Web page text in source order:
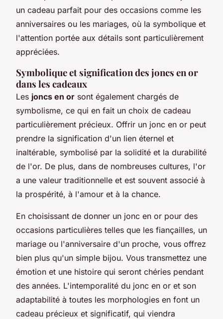
un cadeau parfait pour des occasions comme les
anniversaires ou les mariages, où la symbolique et
l'attention portée aux détails sont particulièrement
appréciées.
Symbolique et signification des joncs en or
dans les cadeaux
Les joncs en or sont également chargés de
symbolisme, ce qui en fait un choix de cadeau
particulièrement précieux. Offrir un jonc en or peut
prendre la signification d'un lien éternel et
inaltérable, symbolisé par la solidité et la durabilité
de l'or. De plus, dans de nombreuses cultures, l'or
a une valeur traditionnelle et est souvent associé à
la prospérité, à l'amour et à la chance.
En choisissant de donner un jonc en or pour des
occasions particulières telles que les fiançailles, un
mariage ou l'anniversaire d'un proche, vous offrez
bien plus qu'un simple bijou. Vous transmettez une
émotion et une histoire qui seront chéries pendant
des années. L'intemporalité du jonc en or et son
adaptabilité à toutes les morphologies en font un
cadeau précieux et significatif, qui viendra